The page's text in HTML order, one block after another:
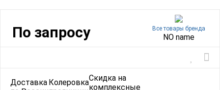
По запросу Все товары бренда
NO name
Доставка КолеровкаСкидка на
комплексные